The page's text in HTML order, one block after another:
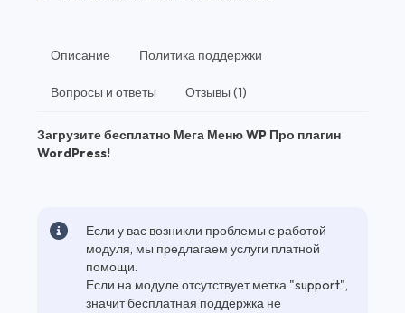
Описание Политика поддержки
Вопросы и ответы Отзывы (1)
Загрузите бесплатно Мега Меню WP Про плагин
WordPress!
Если у вас возникли проблемы с работой
модуля, мы предлагаем услуги платной
помощи.
Если на модуле отсутствует метка "support",
значит бесплатная поддержка не